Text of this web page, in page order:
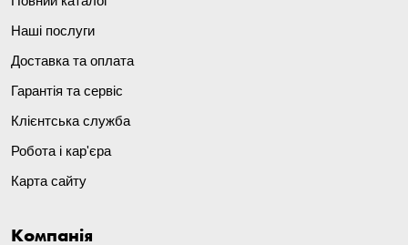
Наші послуги
Доставка та оплата
Гарантія та сервіс
Клієнтська служба
Робота і кар'єра
Карта сайту
Компанія